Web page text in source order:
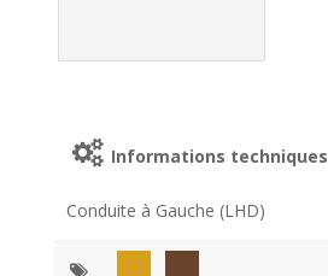
Informations techniques
Conduite à Gauche (LHD)